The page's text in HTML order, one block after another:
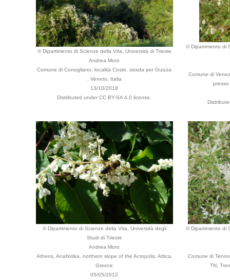
© Dipartimento di Scienze della Vita, Università di Trieste
Andrea Moro
Comune di Conegliano, località Coste, strada per Guizza
, Veneto, Italia
13/10/2018
Distributed under CC BY-SA 4.0 license.
© Dipartimento di
Comune di
© Dipartimento di Scienze della Vita, Università degli
Studi di Trieste
Andrea Moro
Athens, Anafiotika, northern slope of the Acropolis, Attica,
Greece
05/05/2012
© Dipartimento di
Comune di
TN,